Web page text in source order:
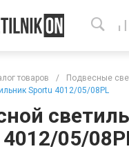
товаров / Подвесные
Sportu 4012/05/08PL
05/